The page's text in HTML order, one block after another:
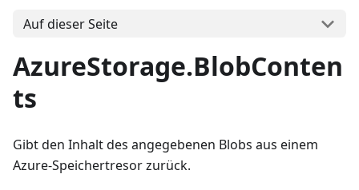
Auf dieser Seite
AzureStorage.BlobConten
ts
Gibt den Inhalt des angegebenen Blobs aus einem
Azure-Speichertresor zurück.